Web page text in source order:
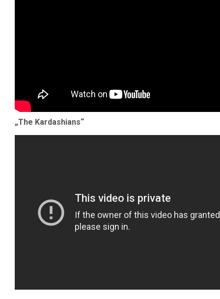
„The Kardashians“